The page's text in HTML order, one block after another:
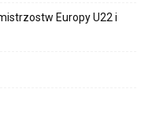
Europy U22 i